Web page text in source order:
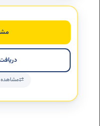
مناسب دانش‌آموزان و
شغلی خود، قصد